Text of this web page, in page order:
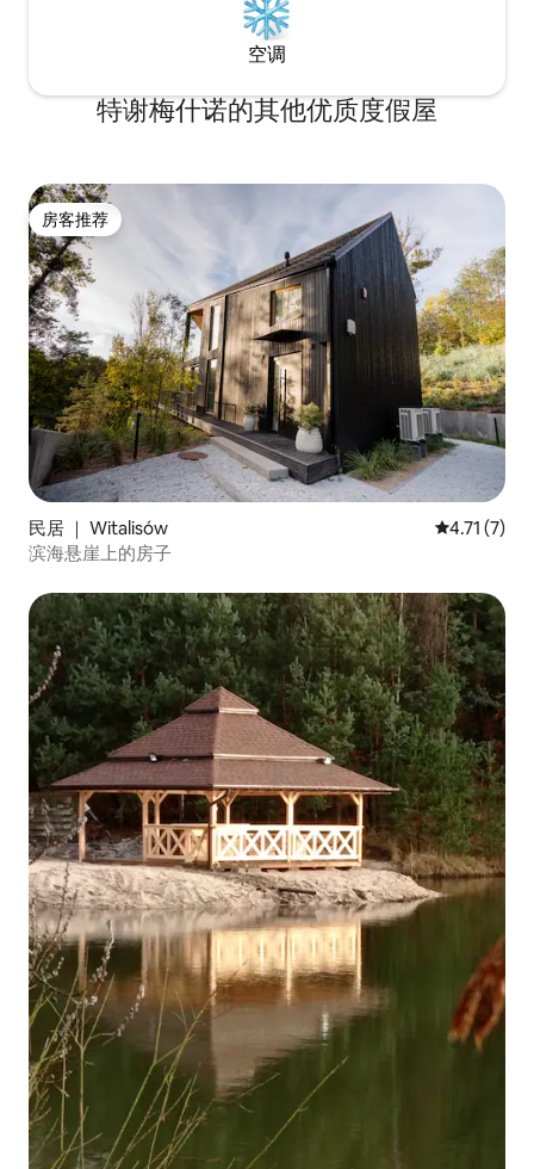
空调
特谢梅什诺的其他优质度假屋
房客推荐
房客推荐
民居 ｜ Witalisów 平均评分
4.71 (7)
滨海悬崖上的房子